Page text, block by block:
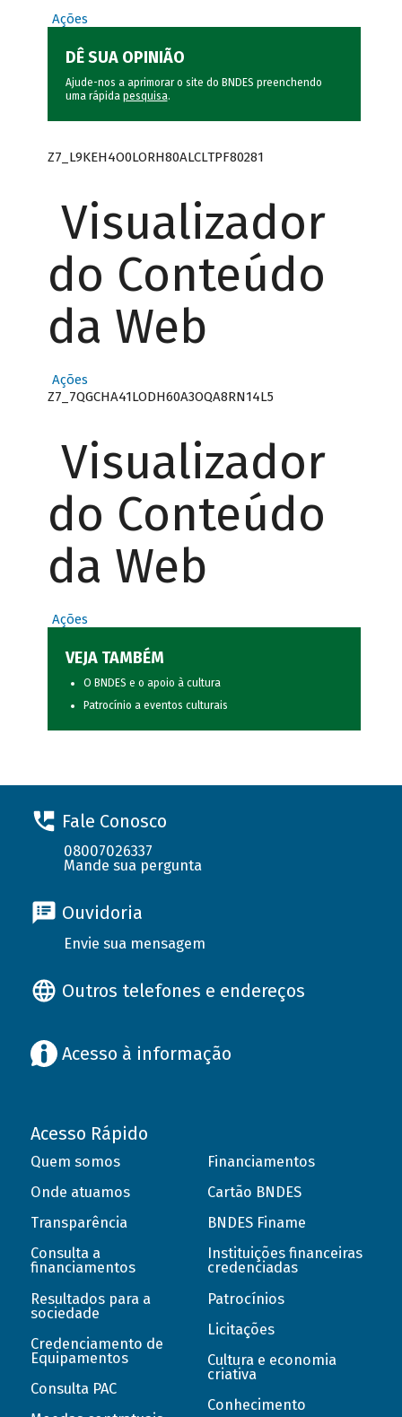
Ações
DÊ SUA OPINIÃO
Ajude-nos a aprimorar o site do BNDES preenchendo
uma rápida pesquisa.
Z7_L9KEH4O0LORH80ALCLTPF80281
Visualizador
do Conteúdo
da Web
Ações
Z7_7QGCHA41LODH60A3OQA8RN14L5
Visualizador
do Conteúdo
da Web
Ações
VEJA TAMBÉM
O BNDES e o apoio à cultura
Patrocínio a eventos culturais
Fale Conosco
08007026337
Mande sua pergunta
Ouvidoria
Envie sua mensagem
Outros telefones e endereços
Acesso à informação
Acesso Rápido
Quem somos
Onde atuamos
Transparência
Consulta a
financiamentos
Resultados para a
sociedade
Credenciamento de
Equipamentos
Consulta PAC
Financiamentos
Cartão BNDES
BNDES Finame
Instituições financeiras
credenciadas
Patrocínios
Licitações
Cultura e economia
criativa
Conhecimento